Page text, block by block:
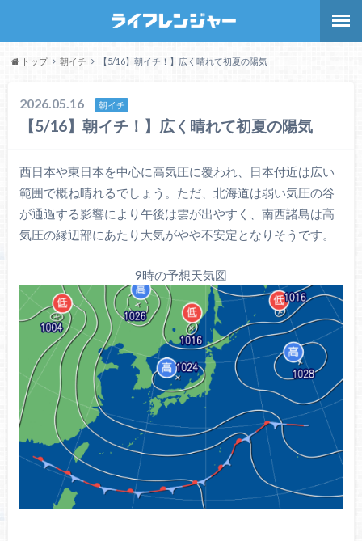
トップ 朝イチ 【5/16】朝イチ！】広く晴れて初夏の陽気
2026.05.16 朝イチ
【5/16】朝イチ！】広く晴れて初夏の陽気
西日本や東日本を中心に高気圧に覆われ、日本付近は広い
範囲で概ね晴れるでしょう。ただ、北海道は弱い気圧の谷
が通過する影響により午後は雲が出やすく、南西諸島は高
気圧の縁辺部にあたり大気がやや不安定となりそうです。
9時の予想天気図